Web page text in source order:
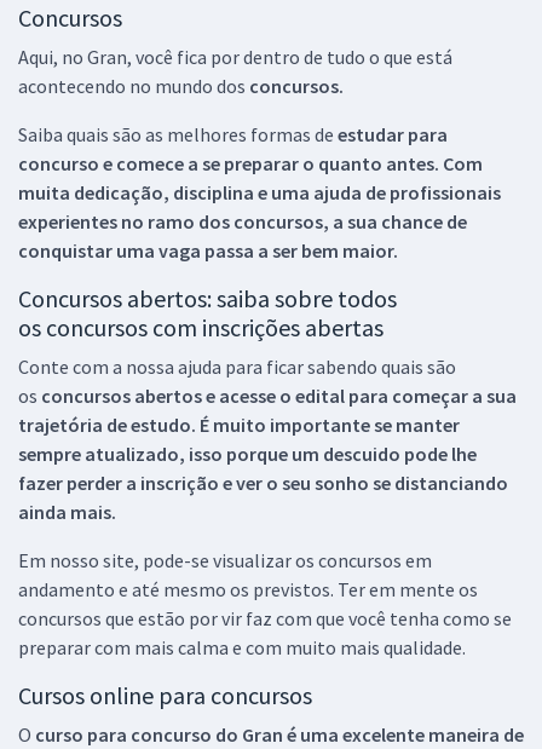
Concursos
Aqui, no Gran, você fica por dentro de tudo o que está
acontecendo no mundo dos concursos.
Saiba quais são as melhores formas de estudar para
concurso e comece a se preparar o quanto antes. Com
muita dedicação, disciplina e uma ajuda de profissionais
experientes no ramo dos concursos, a sua chance de
conquistar uma vaga passa a ser bem maior.
Concursos abertos: saiba sobre todos
os concursos com inscrições abertas
Conte com a nossa ajuda para ficar sabendo quais são
os concursos abertos e acesse o edital para começar a sua
trajetória de estudo. É muito importante se manter
sempre atualizado, isso porque um descuido pode lhe
fazer perder a inscrição e ver o seu sonho se distanciando
ainda mais.
Em nosso site, pode-se visualizar os concursos em
andamento e até mesmo os previstos. Ter em mente os
concursos que estão por vir faz com que você tenha como se
preparar com mais calma e com muito mais qualidade.
Cursos online para concursos
O curso para concurso do Gran é uma excelente maneira de